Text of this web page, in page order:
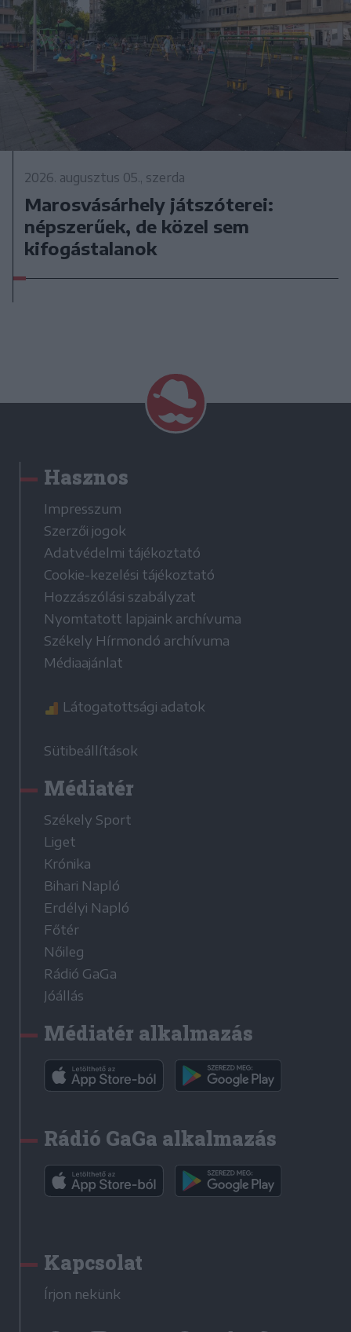
2026. augusztus 05., szerda
Marosvásárhely játszóterei:
népszerűek, de közel sem
kifogástalanok
Hasznos
Impresszum
Szerzői jogok
Adatvédelmi tájékoztató
Cookie-kezelési tájékoztató
Hozzászólási szabályzat
Nyomtatott lapjaink archívuma
Székely Hírmondó archívuma
Médiaajánlat
Látogatottsági adatok
Sütibeállítások
Médiatér
Székely Sport
Liget
Krónika
Bihari Napló
Erdélyi Napló
Főtér
Nőileg
Rádió GaGa
Jóállás
Médiatér alkalmazás
Rádió GaGa alkalmazás
Kapcsolat
Írjon nekünk